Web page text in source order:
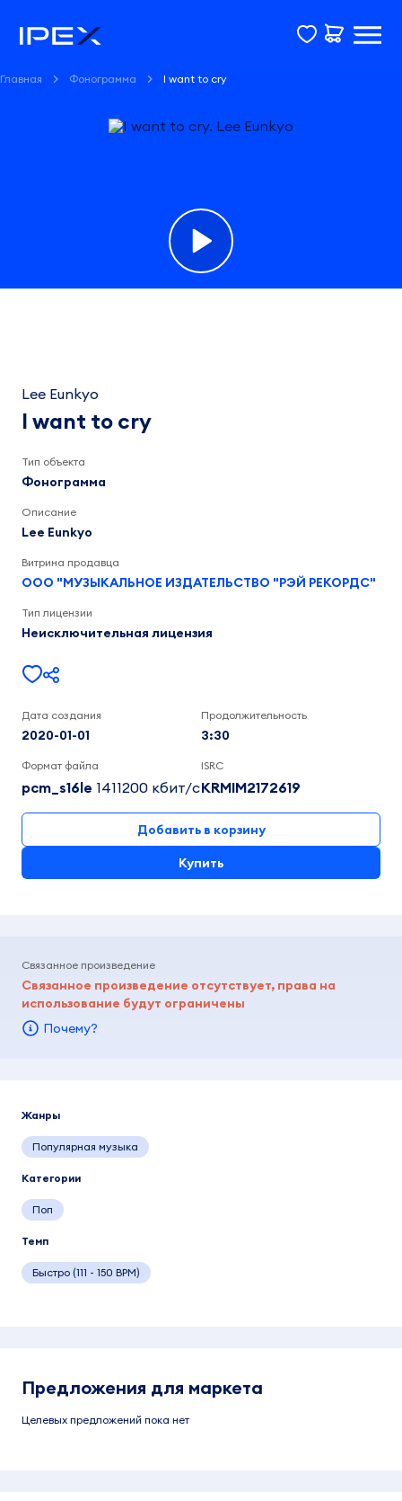
Главная Фонограмма I want to cry
want
Eunkyo
Lee Eunkyo
I want to cry
Тип объекта
Фонограмма
Описание
Lee Eunkyo
Витрина продавца
ООО "МУЗЫКАЛЬНОЕ ИЗДАТЕЛЬСТВО "РЭЙ РЕКОРДС"
Тип лицензии
Неисключительная лицензия
Дата создания
2020-01-01
Продолжительность
3:30
Формат файла
pcm_s16le 1411200 кбит/c
ISRC
KRMIM2172619
Добавить в корзину
Купить
Связанное произведение
Связанное произведение отсутствует, права на
использование будут ограничены
Почему?
Жанры
Популярная музыка
Категории
Поп
Темп
Быстро (111 - 150 BPM)
Предложения для маркета
Целевых предложений пока нет